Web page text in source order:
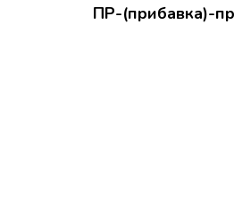
ПР-(прибавка)-